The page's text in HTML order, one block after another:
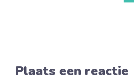
Plaats een reactie